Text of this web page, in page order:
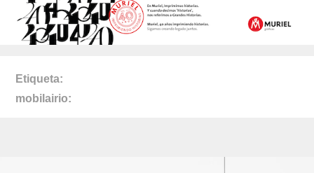
Etiqueta
mobilairio